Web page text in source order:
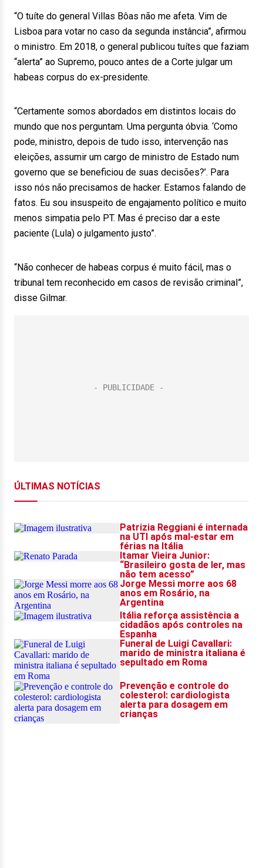
“O tuíte do general Villas Bôas não me afeta. Vim de
Lisboa para votar no caso da segunda instância”, afirmou
o ministro. Em 2018, o general publicou tuítes que faziam
“alerta” ao Supremo, pouco antes de a Corte julgar um
habeas corpus do ex-presidente.
“Certamente somos abordados em distintos locais do
mundo que nos perguntam. Uma pergunta óbvia. ‘Como
pode, ministro, depois de tudo isso, intervenção nas
eleições, assumir um cargo de ministro de Estado num
governo que se beneficiou de suas decisões?’. Para
isso nós não precisamos de hacker. Estamos falando de
fatos. Eu sou insuspeito de engajamento político e muito
menos simpatia pelo PT. Mas é preciso dar a este
paciente (Lula) o julgamento justo”.
“Não conhecer de habeas corpus é muito fácil, mas o
tribunal tem reconhecido em casos de revisão criminal”,
disse Gilmar.